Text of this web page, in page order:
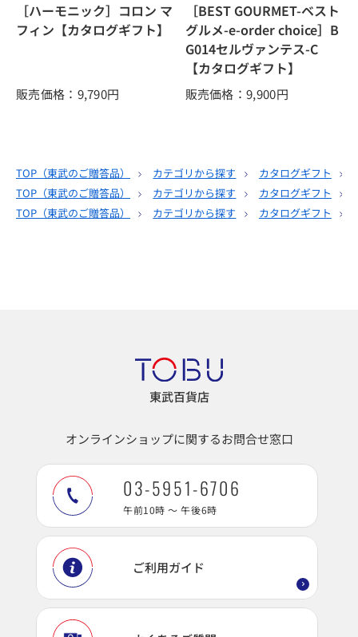
［ハーモニック］コロン マ
フィン【カタログギフト】
販売価格：9,790円
［BEST GOURMET-ベスト
グルメ-e-order choice］B
G014セルヴァンテス-C
【カタログギフト】
販売価格：9,900円
TOP（東武のご贈答品） カテゴリから探す カタログギフト
TOP（東武のご贈答品） カテゴリから探す カタログギフト
TOP（東武のご贈答品） カテゴリから探す カタログギフト
東武百貨店
オンラインショップに関するお問合せ窓口
03-5951-6706
午前10時 ～ 午後6時
ご利用ガイド